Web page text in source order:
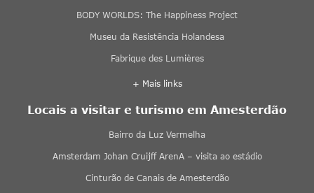
BODY WORLDS: The Happiness Project
Museu da Resistência Holandesa
Fabrique des Lumières
+ Mais links
Locais a visitar e turismo em Amesterdão
Bairro da Luz Vermelha
Amsterdam Johan Cruijff ArenA – visita ao estádio
Cinturão de Canais de Amesterdão